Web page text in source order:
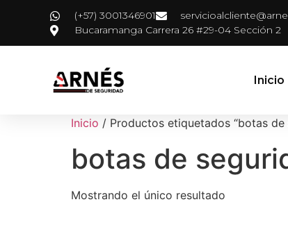
(+57) 3001346901
Bucaramanga Carrera 26 #29-04 Sección 2
Inicio
Inicio / Productos etiquetados “botas
botas de
Mostrando el único resultado